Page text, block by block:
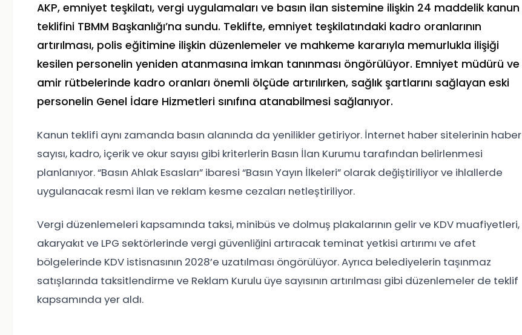
AKP, emniyet teşkilatı, vergi uygulamaları ve basın ilan sistemine ilişkin 24 maddelik kanun
teklifini TBMM Başkanlığı’na sundu. Teklifte, emniyet teşkilatındaki kadro oranlarının
artırılması, polis eğitimine ilişkin düzenlemeler ve mahkeme kararıyla memurlukla ilişiği
kesilen personelin yeniden atanmasına imkan tanınması öngörülüyor. Emniyet müdürü ve
amir rütbelerinde kadro oranları önemli ölçüde artırılırken, sağlık şartlarını sağlayan eski
personelin Genel İdare Hizmetleri sınıfına atanabilmesi sağlanıyor.
Kanun teklifi aynı zamanda basın alanında da yenilikler getiriyor. İnternet haber sitelerinin haber
sayısı, kadro, içerik ve okur sayısı gibi kriterlerin Basın İlan Kurumu tarafından belirlenmesi
planlanıyor. “Basın Ahlak Esasları” ibaresi “Basın Yayın İlkeleri” olarak değiştiriliyor ve ihlallerde
uygulanacak resmi ilan ve reklam kesme cezaları netleştiriliyor.
Vergi düzenlemeleri kapsamında taksi, minibüs ve dolmuş plakalarının gelir ve KDV muafiyetleri,
akaryakıt ve LPG sektörlerinde vergi güvenliğini artıracak teminat yetkisi artırımı ve afet
bölgelerinde KDV istisnasının 2028’e uzatılması öngörülüyor. Ayrıca belediyelerin taşınmaz
satışlarında taksitlendirme ve Reklam Kurulu üye sayısının artırılması gibi düzenlemeler de teklif
kapsamında yer aldı.